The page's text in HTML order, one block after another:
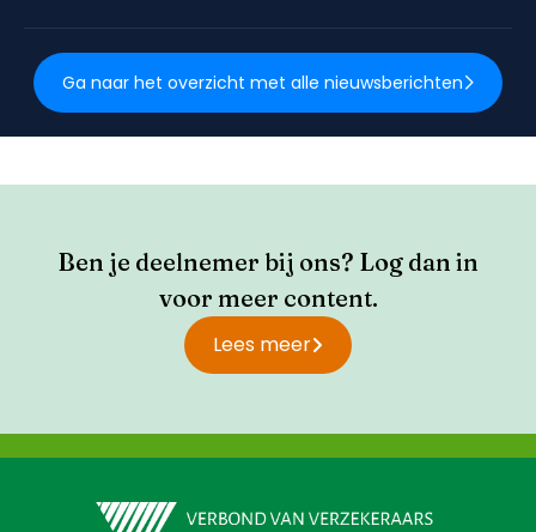
Ga naar het overzicht met alle nieuwsberichten
Ben je deelnemer bij ons? Log dan in
voor meer content.
Lees meer